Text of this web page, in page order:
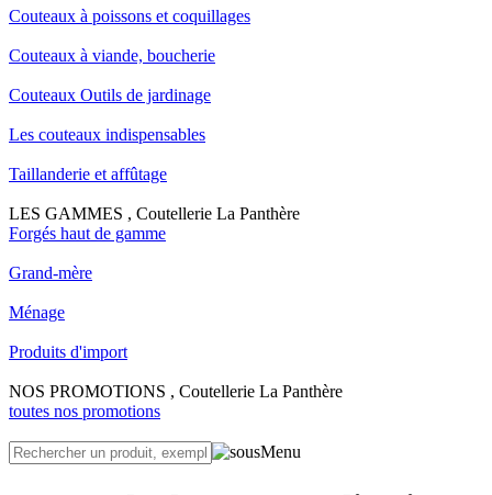
Couteaux à poissons et coquillages
Couteaux à viande, boucherie
Couteaux Outils de jardinage
Les couteaux indispensables
Taillanderie et affûtage
LES GAMMES , Coutellerie La Panthère
Forgés haut de gamme
Grand-mère
Ménage
Produits d'import
NOS PROMOTIONS , Coutellerie La Panthère
toutes nos promotions